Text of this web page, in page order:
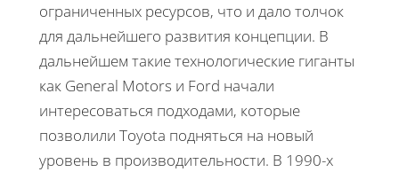
ограниченных ресурсов, что и дало толчок
для дальнейшего развития концепции. В
дальнейшем такие технологические гиганты
как General Motors и Ford начали
интересоваться подходами, которые
позволили Toyota подняться на новый
уровень в производительности. В 1990-х